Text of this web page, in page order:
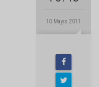
10 Mayıs 2011